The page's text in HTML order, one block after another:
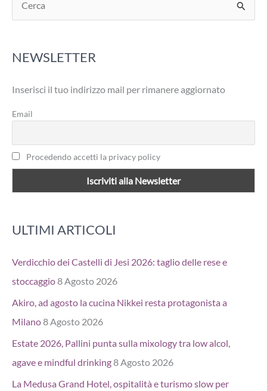
e
c
:
NEWSLETTER
Inserisci il tuo indirizzo mail per rimanere aggiornato
Email
Procedendo accetti la privacy policy
ULTIMI ARTICOLI
Verdicchio dei Castelli di Jesi 2026: taglio delle rese e
stoccaggio8 Agosto 2026
Akiro, ad agosto la cucina Nikkei resta protagonista a
Milano8 Agosto 2026
Estate 2026, Pallini punta sulla mixology tra low alcol,
agave e mindful drinking8 Agosto 2026
La Medusa Grand Hotel, ospitalità e turismo slow per